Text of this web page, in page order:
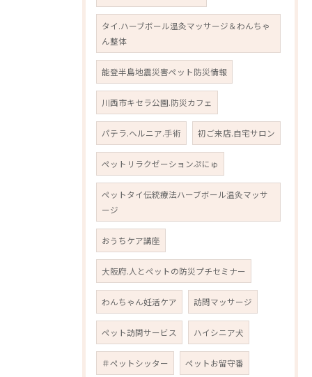
タイ.ハーブボール温灸マッサージ＆わんちゃ
ん整体
能登半島地震災害ペット防災情報
川西市キセラ公園.防災カフェ
パテラ.ヘルニア.手術 初ご来店.自宅サロン
ペットリラクゼーションぷにゅ
ペットタイ伝統療法ハーブボール温灸マッサ
ージ
おうちケア講座
大阪府.人とペットの防災プチセミナー
わんちゃん妊活ケア 訪問マッサージ
ペット訪問サービス ハイシニア犬
＃ペットシッター ペットお留守番